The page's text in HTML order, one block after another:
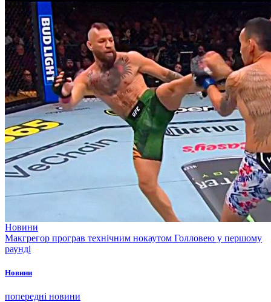
Новини
Макгрегор програв технічним нокаутом Голловею у першому
раунді
Новини
попередні новини